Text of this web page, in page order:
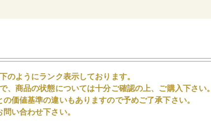
のようにランク表示しております。
、商品の状態については十分ご確認の上、ご購入下さい。
価値基準の違いもありますので予めご了承下さい。
問い合わせ下さい。